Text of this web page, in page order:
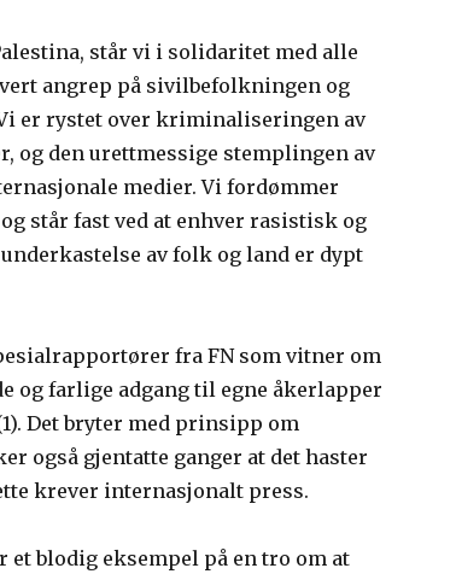
står vi i solidaritet med alle
angrep på sivilbefolkningen og
er rystet over kriminaliseringen av
og den urettmessige stemplingen av
medier. Vi fordømmer
står fast ved at enhver rasistisk og
av folk og land er dypt
fra FN som vitner om
og farlige adgang til egne åkerlapper
Det bryter med prinsipp om
også gjentatte ganger at det haster
krever internasjonalt press.
blodig eksempel på en tro om at